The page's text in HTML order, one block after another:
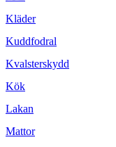
Kläder
Kuddfodral
Kvalsterskydd
Kök
Lakan
Mattor